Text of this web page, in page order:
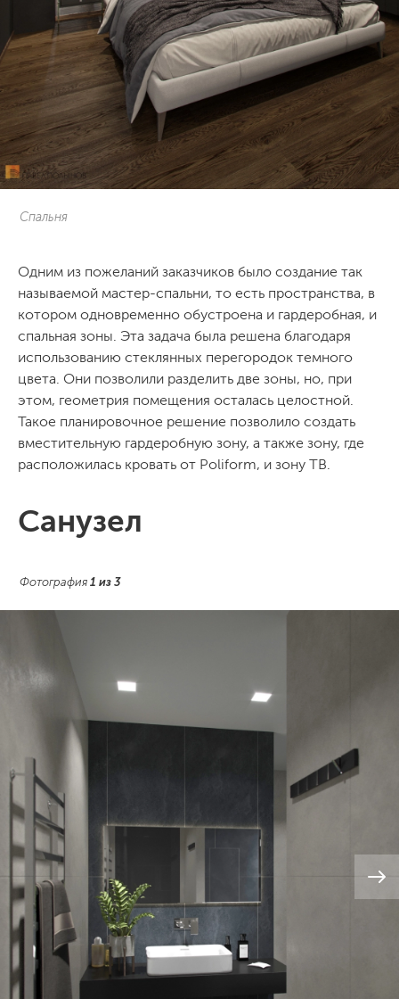
Спальня
Одним из пожеланий заказчиков было создание так
называемой мастер-спальни, то есть пространства, в
котором одновременно обустроена и гардеробная, и
спальная зоны. Эта задача была решена благодаря
использованию стеклянных перегородок темного
цвета. Они позволили разделить две зоны, но, при
этом, геометрия помещения осталась целостной.
Такое планировочное решение позволило создать
вместительную гардеробную зону, а также зону, где
расположилась кровать от Poliform, и зону ТВ.
Санузел
Фотография 1 из 3